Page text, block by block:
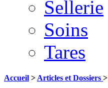
Sellerie
Soins
Tares
Accueil > Articles et Dossiers >